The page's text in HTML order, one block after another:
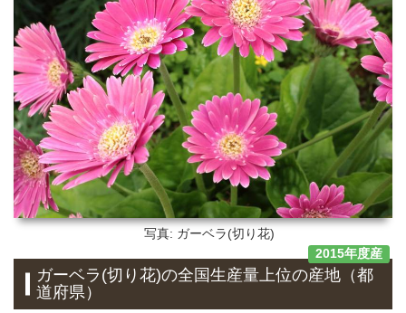
写真: ガーベラ(切り花)
2015年度産
ガーベラ(切り花)の全国生産量上位の産地 （都
道府県）